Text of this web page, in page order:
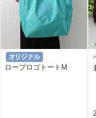
ロープロゴトートM